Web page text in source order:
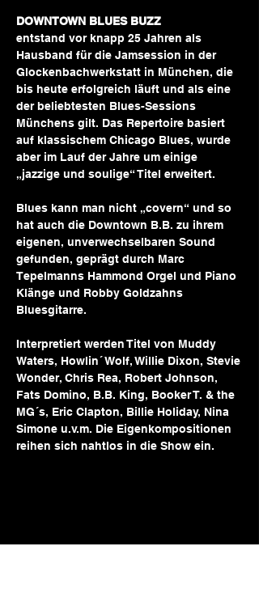
DOWNTOWN BLUES BUZZ
entstand vor knapp 25 Jahren als
Hausband für die Jamsession in der
Glockenbachwerkstatt in München, die
bis heute erfolgreich läuft und als eine
der beliebtesten Blues-Sessions
Münchens gilt. Das Repertoire basiert
auf klassischem Chicago Blues, wurde
aber im Lauf der Jahre um einige
„jazzige und soulige“ Titel erweitert.
Blues kann man nicht „covern“ und so
hat auch die Downtown B.B. zu ihrem
eigenen, unverwechselbaren Sound
gefunden, geprägt durch Marc
Tepelmanns Hammond Orgel und Piano
Klänge und Robby Goldzahns
Bluesgitarre.
Interpretiert werden Titel von Muddy
Waters, Howlin´ Wolf, Willie Dixon, Stevie
Wonder, Chris Rea, Robert Johnson,
Fats Domino, B.B. King, Booker T. & the
MG´s, Eric Clapton, Billie Holiday, Nina
Simone u.v.m. Die Eigenkompositionen
reihen sich nahtlos in die Show ein.